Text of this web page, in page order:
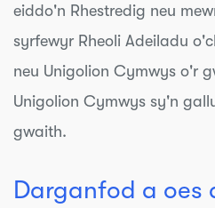
eiddo'n Rhestredig neu
syrfewyr Rheoli Adeiladu
neu Unigolion Cymwys o'r
Unigolion Cymwys sy'n
gwaith.
Darganfod a oes